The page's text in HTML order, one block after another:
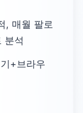
, 매월 팔로
분석
+브라우